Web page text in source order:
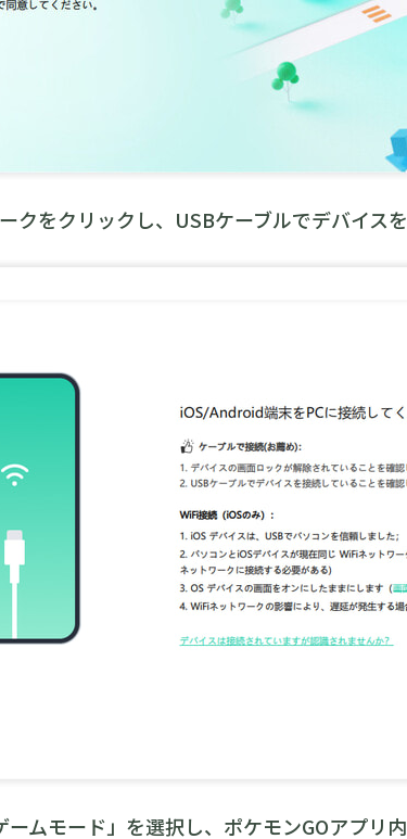
クをクリックし、USBケーブルでデバイス
ムモード」を選択し、ポケモンGOアプリ内